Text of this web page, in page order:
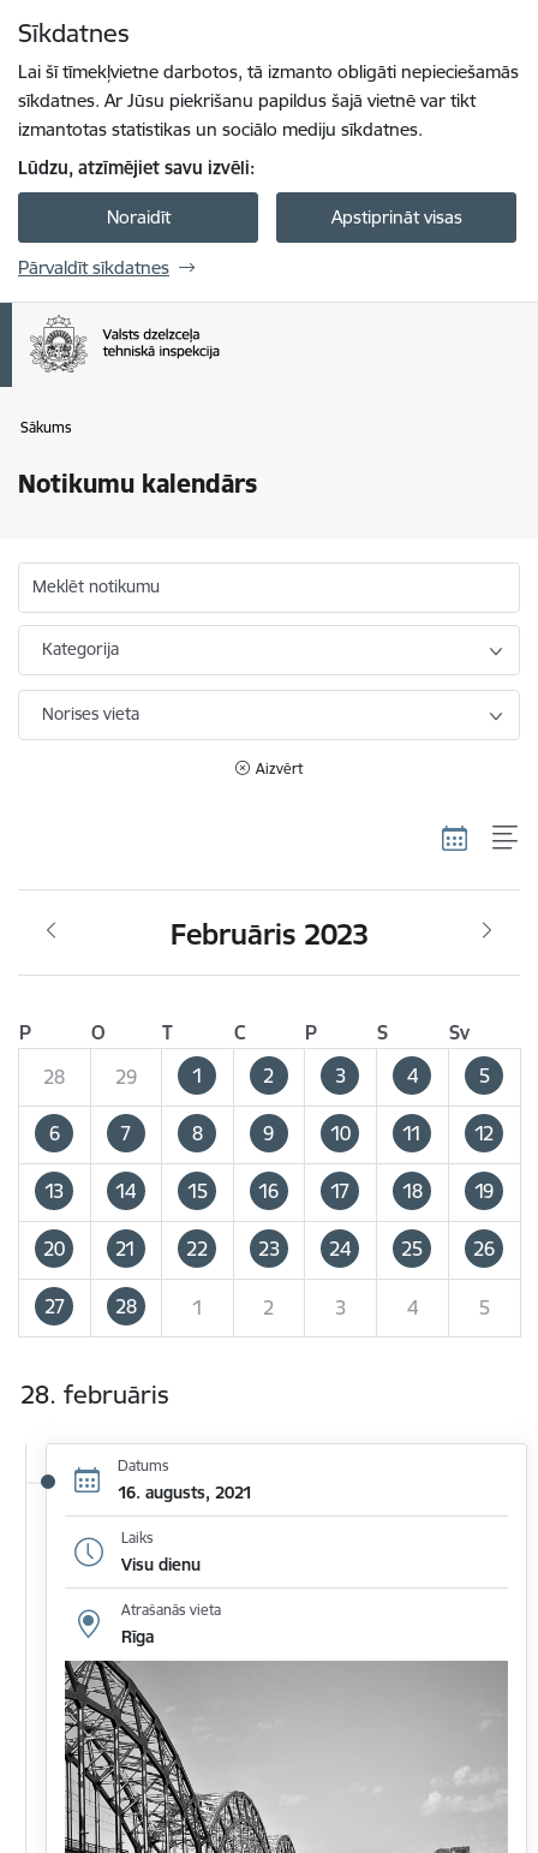
Sīkdatnes
Lai šī tīmekļvietne darbotos, tā izmanto obligāti nepieciešamās
sīkdatnes. Ar Jūsu piekrišanu papildus šajā vietnē var tikt
izmantotas statistikas un sociālo mediju sīkdatnes.
Lūdzu, atzīmējiet savu izvēli:
Noraidīt Apstiprināt visas
Pārvaldīt sīkdatnes
Sākums
Notikumu kalendārs
Meklēt notikumu
Kategorija
Norises vieta
Aizvērt
Februāris 2023
P O T C P S
Sv
28
29 1 2 3 4 5
6 7 8 9 10 11 12
13 14 15 16 17 18 19
20 21 22 23 24 25 26
27 28 1 2 3 4 5
28. februāris
Datums
16. augusts, 2021
Laiks
Visu dienu
Atrašanās vieta
Rīga